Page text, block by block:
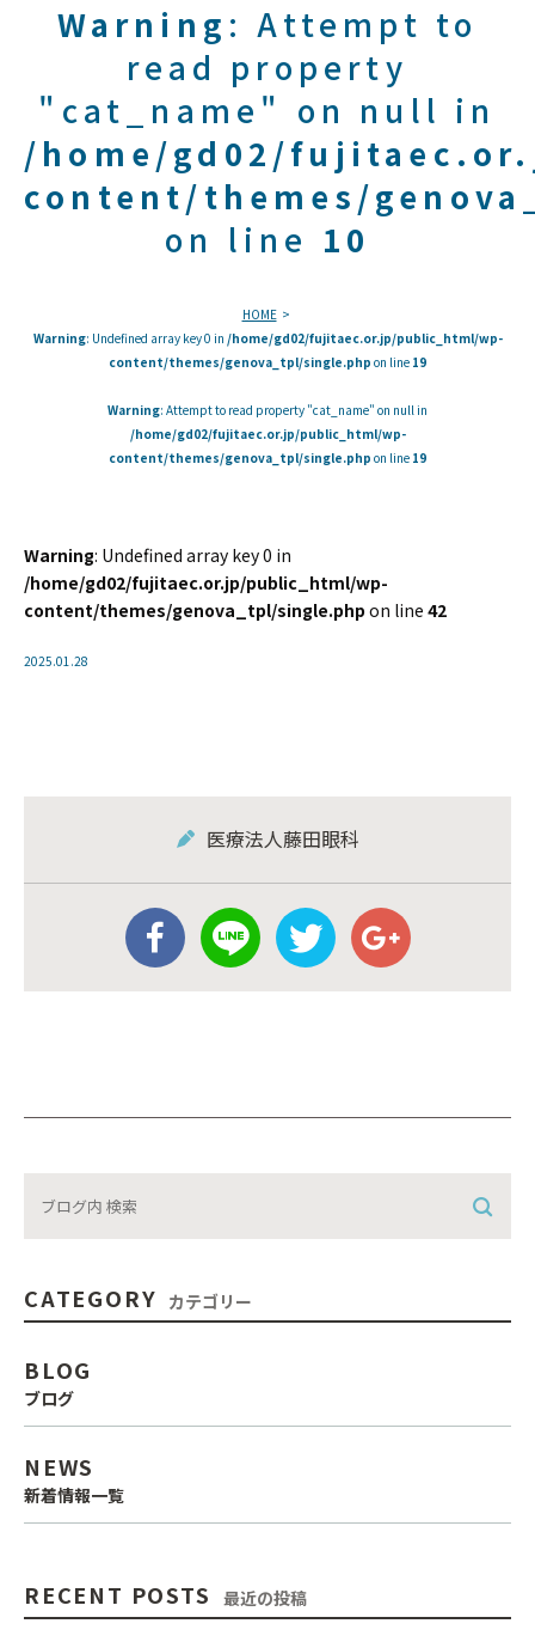
Warning : Attempt to
read property
"cat_name" on null in
/home/gd02/
content/themes/
on line 10
HOME
Warning: Undefined array key 0 in /home/gd02/fujitaec.or.jp/public_html/wp-
content/themes/genova_tpl/single.php on line 19
Warning: Attempt to read property "cat_name" on null in
/home/gd02/fujitaec.or.jp/public_html/wp-
content/themes/genova_tpl/single.php on line 19
Warning: Undefined array key 0 in
/home/gd02/fujitaec.or.jp/public_html/wp-
content/themes/genova_tpl/single.php on line 42
2025.01.28
医療法人藤田眼科
CATEGORY カテゴリー
BLOG
ブログ
NEWS
新着情報一覧
RECENT POSTS 最近の投稿